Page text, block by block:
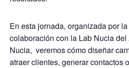
En esta jornada, organizada por
colaboración con la Lab Nucia
Nucia, veremos cómo diseñar
atraer clientes, generar contactos